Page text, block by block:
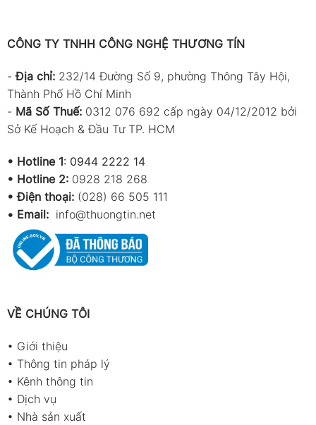
CÔNG TY TNHH CÔNG NGHỆ THƯƠNG TÍN
-Địa chỉ: 232/14 Đường Số 9, phường Thông Tây Hội,
Thành Phố Hồ Chí Minh
- Mã Số Thuế: 0312 076 692 cấp ngày 04/12/2012 bởi
Sở Kế Hoạch & Đầu Tư TP. HCM
• Hotline 1: 0944 2222 14
• Hotline 2: 0928 218 268
• Điện thoại: (028) 66 505 111
• Email: info@thuongtin.net
VỀ CHÚNG TÔI
• Giới thiệu
• Thông tin pháp lý
• Kênh thông tin
• Dịch vụ
• Nhà sản xuất